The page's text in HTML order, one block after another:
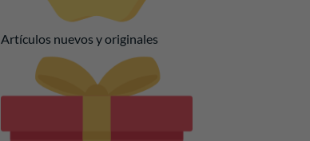
Artículos nuevos y originales